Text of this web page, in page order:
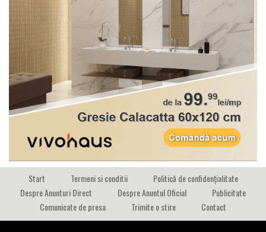
Start Termeni si conditii
Politică de confidențialitate
Despre Anunturi Direct
Despre Anuntul Oficial
Publicitate
Comunicate de presa
Trimite o stire Contact